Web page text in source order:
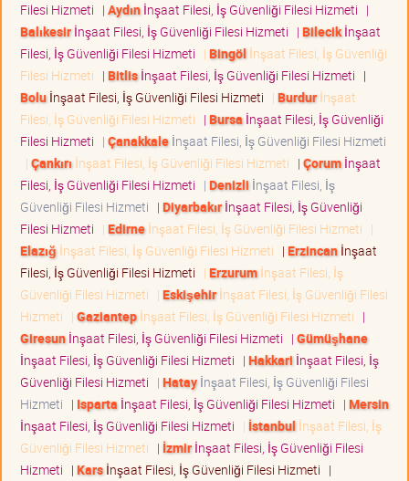
Filesi Hizmeti | Aydınİnşaat Filesi, İş Güvenliği Filesi Hizmeti |
Balıkesirİnşaat Filesi, İş Güvenliği Filesi Hizmeti | Bilecikİnşaat
Filesi, İş Güvenliği Filesi Hizmeti | Bingöl İnşaat Filesi, İş Güvenliği
Filesi Hizmeti | Bitlisİnşaat Filesi, İş Güvenliği Filesi Hizmeti |
Boluİnşaat Filesi, İş Güvenliği Filesi Hizmeti | Burdurİnşaat
Filesi, İş Güvenliği Filesi Hizmeti | Bursa İnşaat Filesi, İş Güvenliği
Filesi Hizmeti | Çanakkaleİnşaat Filesi, İş Güvenliği Filesi Hizmeti
| Çankırı İnşaat Filesi, İş Güvenliği Filesi Hizmeti | Çorumİnşaat
Filesi, İş Güvenliği Filesi Hizmeti | Denizli İnşaat Filesi, İş
Güvenliği Filesi Hizmeti | Diyarbakırİnşaat Filesi, İş Güvenliği
Filesi Hizmeti | Edirneİnşaat Filesi, İş Güvenliği Filesi Hizmeti |
Elazığ İnşaat Filesi, İş Güvenliği Filesi Hizmeti | Erzincanİnşaat
Filesi, İş Güvenliği Filesi Hizmeti | Erzurumİnşaat Filesi, İş
Güvenliği Filesi Hizmeti | Eskişehirİnşaat Filesi, İş Güvenliği Filesi
Hizmeti | Gaziantepİnşaat Filesi, İş Güvenliği Filesi Hizmeti |
Giresunİnşaat Filesi, İş Güvenliği Filesi Hizmeti | Gümüşhane
İnşaat Filesi, İş Güvenliği Filesi Hizmeti | Hakkari İnşaat Filesi, İş
Güvenliği Filesi Hizmeti | Hatayİnşaat Filesi, İş Güvenliği Filesi
Hizmeti | Isparta İnşaat Filesi, İş Güvenliği Filesi Hizmeti | Mersin
İnşaat Filesi, İş Güvenliği Filesi Hizmeti | İstanbul İnşaat Filesi, İş
Güvenliği Filesi Hizmeti | İzmirİnşaat Filesi, İş Güvenliği Filesi
Hizmeti | Karsİnşaat Filesi, İş Güvenliği Filesi Hizmeti |